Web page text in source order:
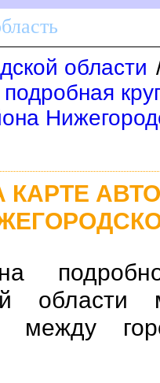
области
КАРТЕ
между